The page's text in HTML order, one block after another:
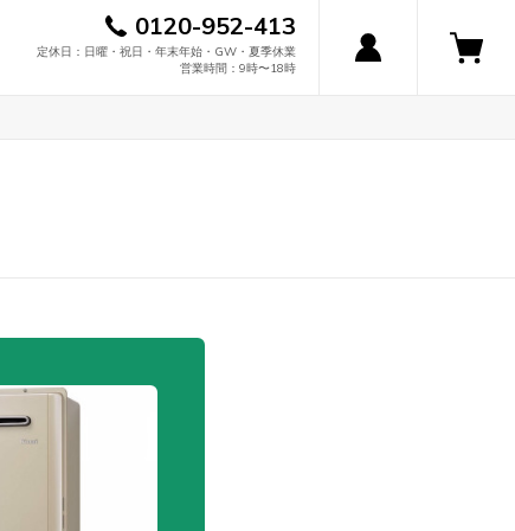
0120-952-413
定休日：日曜・祝日・年末年始・GW・夏季休業
営業時間：9時〜18時